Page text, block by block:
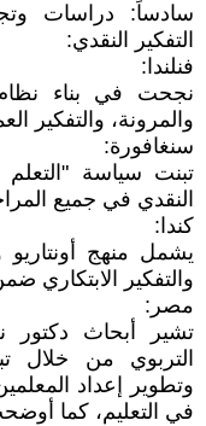
سادساً: دراسات
التفكير النقدي:
فنلندا:
نجحت في بناء نظام
والمرونة، والتفكير
سنغافورة:
تبنت سياسة
النقدي في جميع
كندا:
يشمل منهج
والتفكير الابتكاري
مصر:
تشير أبحاث دكتور
التربوي من خلال
وتطوير إعداد
في التعليم، كما أوضحت